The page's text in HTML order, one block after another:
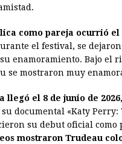
como pareja ocurrió el
el festival, se
enamoramiento. Bajo el
se mostraron muy
el 8 de junio de
documental «Katy
su debut oficial
mostraron Trudeau